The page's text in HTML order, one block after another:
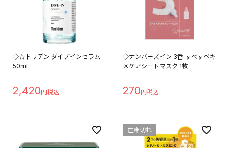
◇☆トリデン ダイブインセラム
50ml
2,420
◇ナンバーズイン 3番 すべすべキ
メケアシートマスク 1枚
270
在庫切れ